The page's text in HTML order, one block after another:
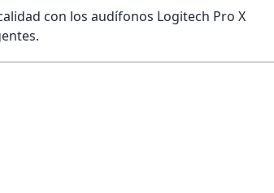
con los audífonos Logitech Pro X